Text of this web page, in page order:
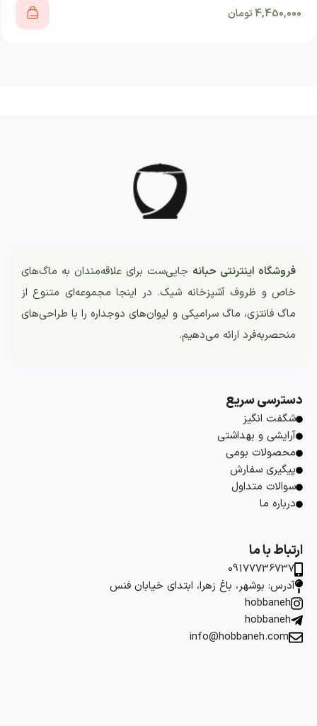
4,450,000تومان
فروشگاه اینترنتی حبانه جایی‌ست برای علاقه‌مندان به ماگ‌های
خاص و ظروف آشپزخانه شیک. در اینجا مجموعه‌ای متنوع از
ماگ فانتزی، ماگ سرامیکی و لیوان‌های دوجداره را با طراحی‌های
منحصربه‌فرد ارائه می‌دهیم.
دسترسی سریع
شگفت انگیز
آرایشی و بهداشتی
محصولات بومی
پیگیری سفارش
سوالات متداول
درباره ما
ارتباط با ما
09177736737
آدرس: بوشهر، باغ زهرا، ابتدای خیابان فنس
hobbaneh
hobbaneh
info@hobbaneh.com